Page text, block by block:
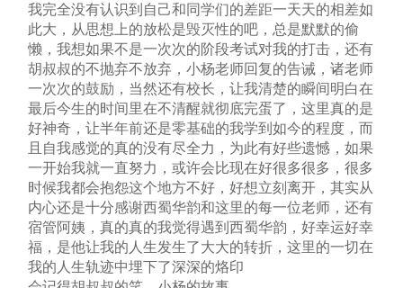
我完全没有认识到自己和同学们的差距一天天的相差如
此大，从思想上的放松是毁灭性的吧，总是默默的偷
懒，我想如果不是一次次的阶段考试对我的打击，还有
胡叔叔的不抛弃不放弃，小杨老师回复的告诫，诸老师
一次次的鼓励，当然还有校长，让我清楚的瞬间明白在
最后今生的时间里在不清醒就彻底完蛋了，这里真的是
好神奇，让半年前还是零基础的我学到如今的程度，而
且自我感觉的真的没有尽全力，为此有好些遗憾，如果
一开始我就一直努力，或许会比现在好很多很多，很多
时候我都会抱怨这个地方不好，好想立刻离开，其实从
内心还是十分感谢西蜀华韵和这里的每一位老师，还有
宿管阿姨，真的真的我觉得遇到西蜀华韵，好幸运好幸
福，是他让我的人生发生了大大的转折，这里的一切在
我的人生轨迹中埋下了深深的烙印